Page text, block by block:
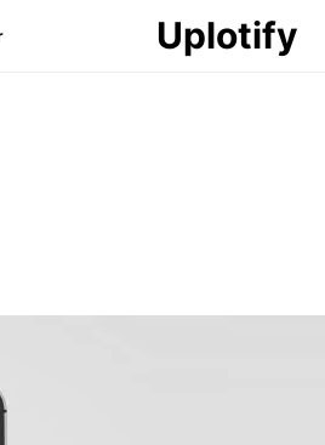
Uplotify